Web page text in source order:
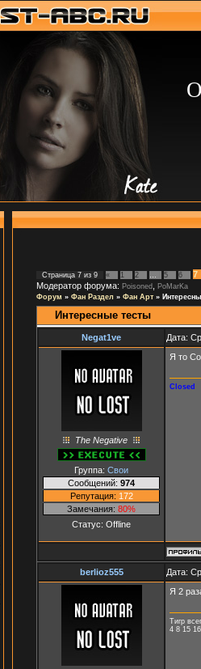
Страница 7 из 9 « 1 2 5 6
7
Модератор форума: Poisoned
PoMarKa
Форум » Фан Раздел » Фан Арт »
Интересные тесты
Negat1ve Дата:
The Negative
Группа: Свои
Сообщений: 974
Репутация: 172
Замечания: 80%
Статус: Offline
Я то
Closed
berlioz555 Дата:
Я 2
Тигр
4 8 15